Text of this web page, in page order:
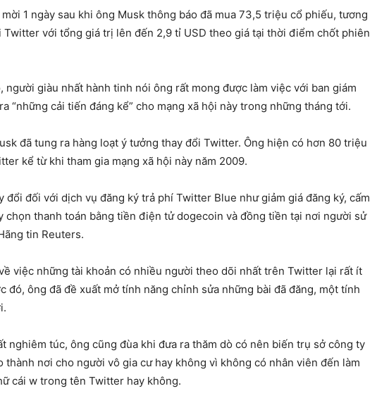
1 ngày sau khi ông Musk thông báo đã mua 73,5 triệu cổ phiếu, tương
Twitter với tổng giá trị lên đến 2,9 tỉ USD theo giá tại thời điểm chốt phiên
người giàu nhất hành tinh nói ông rất mong được làm việc với ban giám
“những cải tiến đáng kể” cho mạng xã hội này trong những tháng tới.
đã tung ra hàng loạt ý tưởng thay đổi Twitter. Ông hiện có hơn 80 triệu
kể từ khi tham gia mạng xã hội này năm 2009.
đổi đối với dịch vụ đăng ký trả phí Twitter Blue như giảm giá đăng ký, cấm
chọn thanh toán bằng tiền điện tử dogecoin và đồng tiền tại nơi người sử
tin Reuters.
việc những tài khoản có nhiều người theo dõi nhất trên Twitter lại rất ít
đó, ông đã đề xuất mở tính năng chỉnh sửa những bài đã đăng, một tính
nghiêm túc, ông cũng đùa khi đưa ra thăm dò có nên biến trụ sở công ty
thành nơi cho người vô gia cư hay không vì không có nhân viên đến làm
cái w trong tên Twitter hay không.